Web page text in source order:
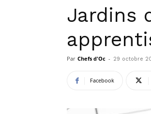
Jardins
Par Chefs d'Oc - 29 octobre
Facebook